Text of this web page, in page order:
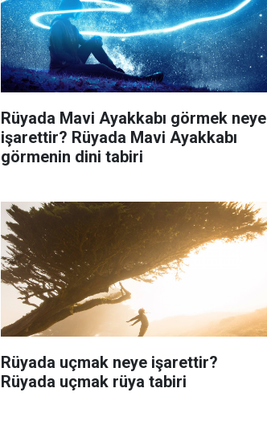
Rüyada Mavi Ayakkabı görmek neye
işarettir? Rüyada Mavi Ayakkabı
görmenin dini tabiri
Rüyada uçmak neye işarettir?
Rüyada uçmak rüya tabiri